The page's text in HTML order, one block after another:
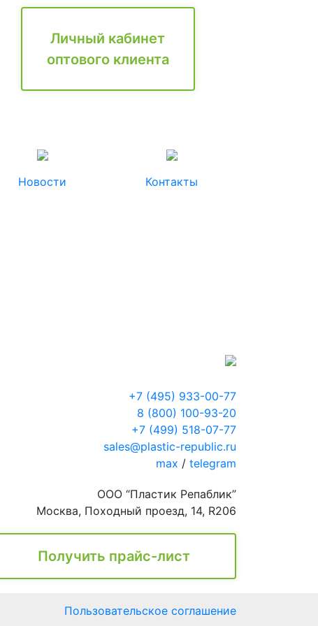
Личный кабинет
оптового клиента
Новости Контакты
+7 (495) 933-00-77
8 (800) 100-93-20
+7 (499) 518-07-77
sales@plastic-republic.ru
max / telegram
ООО “Пластик Репаблик”
Москва, Походный проезд, 14, R206
Получить прайс-лист
Пользовательское соглашение